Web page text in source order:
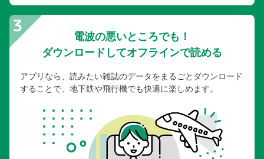
電波の悪いところでも！
ダウンロードしてオフラインで読める
アプリなら、読みたい雑誌のデータをまるごとダウンロード
することで、地下鉄や飛行機でも快適に楽しめます。